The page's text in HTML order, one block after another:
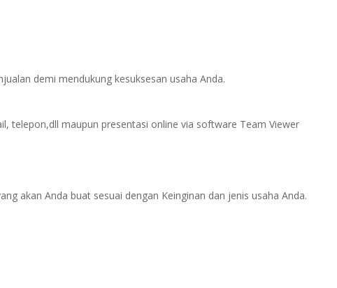
demi mendukung kesuksesan usaha Anda.
telepon,dll maupun presentasi online via software Team Viewer
akan Anda buat sesuai dengan Keinginan dan jenis usaha Anda.